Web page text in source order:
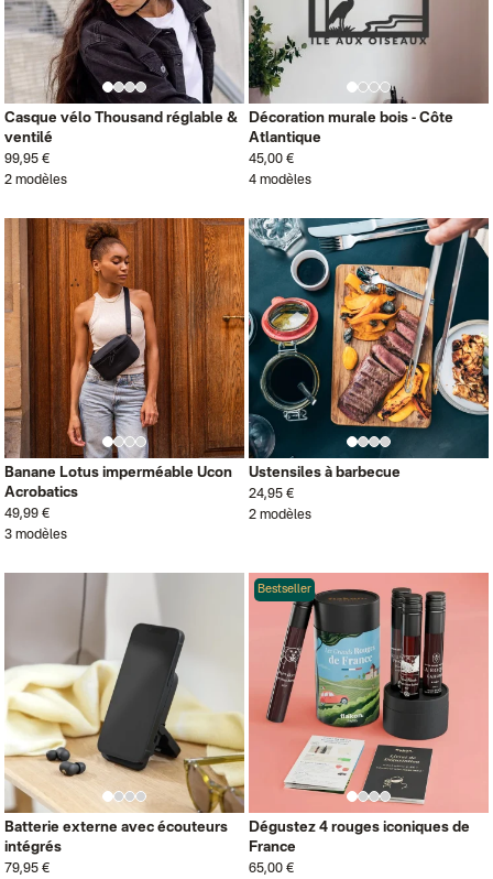
Casque vélo Thousand réglable &
ventilé
99,95 €
2 modèles
Décoration murale bois - Côte
Atlantique
45,00 €
4 modèles
Banane Lotus imperméable Ucon
Acrobatics
49,99 €
3 modèles
Ustensiles à barbecue
24,95 €
2 modèles
Batterie externe avec écouteurs
intégrés
79,95 €
Bestseller
Dégustez 4 rouges iconiques de
France
65,00 €